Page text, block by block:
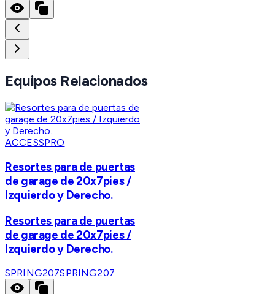
Equipos Relacionados
ACCESSPRO
Resortes para de puertas
de garage de 20x7pies /
Izquierdo y Derecho.
Resortes para de puertas
de garage de 20x7pies /
Izquierdo y Derecho.
SPRING207SPRING207